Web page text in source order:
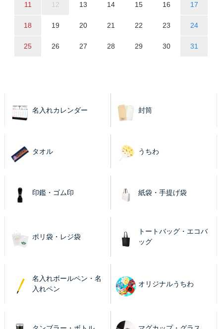
11 12 13 14 15 16 17
18 19 20 21 22 23 24
25 26 27 28 29 30 31
名入れカレンダー 封筒
タオル うちわ
印鑑・ゴム印 紙袋・手提げ袋
ポリ袋・レジ袋
トートバッグ・エコバ
ッグ
名入れボールペン・名
入れペン
オリジナルうちわ